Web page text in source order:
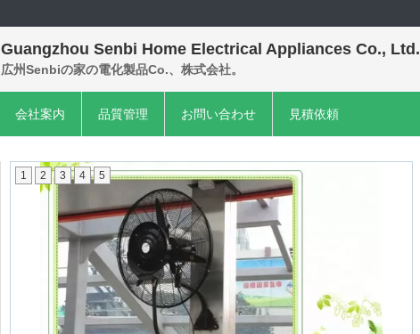
Guangzhou Senbi Home Electrical Appliances Co., Ltd.
広州Senbiの家の電化製品Co.、株式会社。
会社案内 品質管理 お問い合わせ 見積依頼
1 2 3 4 5